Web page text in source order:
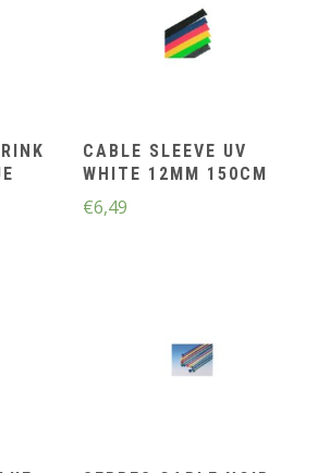
CABLE SLEEVE UV
WHITE 12MM 150CM
€6,49